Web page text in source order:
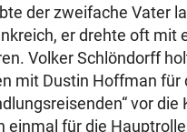
der zweifache Vater
er drehte oft mit
Volker Schlöndorff
mit Dustin Hoffman für
vor die
einmal für die Hauptrolle